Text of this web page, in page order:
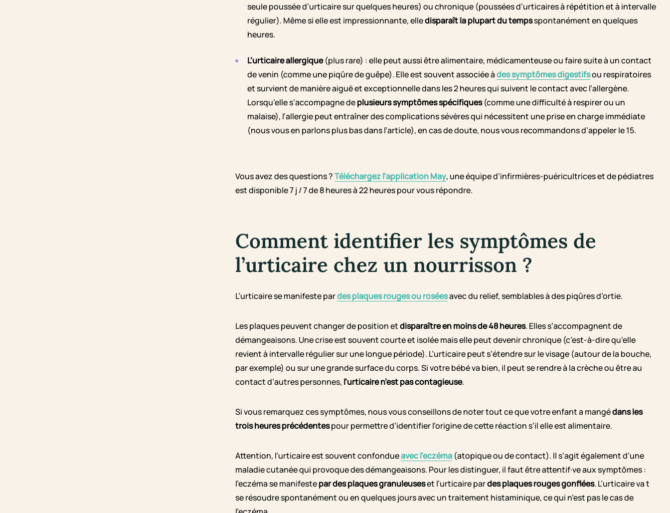
seule poussée d’urticaire sur quelques heures) ou chronique (poussées d’urticaires à répétition et à intervalle
régulier). Même si elle est impressionnante, elledisparaît la plupart du tempsspontanément en quelques
heures.
L’urticaire allergique(plus rare) : elle peut aussi être alimentaire, médicamenteuse ou faire suite à un contact
de venin (comme une piqûre de guêpe). Elle est souvent associée àdes symptômes digestifsou respiratoires
et survient de manière aiguë et exceptionnelle dans les 2 heures qui suivent le contact avec l’allergène.
Lorsqu’elle s’accompagne deplusieurs symptômes spécifiques(comme une difficulté à respirer ou un
malaise), l’allergie peut entraîner des complications sévères qui nécessitent une prise en charge immédiate
(nous vous en parlons plus bas dans l’article), en cas de doute, nous vous recommandons d’appeler le 15.
Vous avez des questions ?Téléchargez l’application May, une équipe d’infirmières-puéricultrices et de pédiatres
est disponible 7 j / 7 de 8 heures à 22 heures pour vous répondre.
Comment identifier les symptômes de
l’urticaire chez un nourrisson ?
L’urticaire se manifeste pardes plaques rouges ou roséesavec du relief, semblables à des piqûres d’ortie.
Les plaques peuvent changer de position etdisparaître en moins de 48 heures. Elles s’accompagnent de
démangeaisons. Une crise est souvent courte et isolée mais elle peut devenir chronique (c’est-à-dire qu’elle
revient à intervalle régulier sur une longue période). L’urticaire peut s’étendre sur le visage (autour de la bouche,
par exemple) ou sur une grande surface du corps. Si votre bébé va bien, il peut se rendre à la crèche ou être au
contact d’autres personnes, l’urticaire n’est pas contagieuse.
Si vous remarquez ces symptômes, nous vous conseillons de noter tout ce que votre enfant a mangédans les
trois heures précédentespour permettre d’identifier l’origine de cette réaction s’il elle est alimentaire.
Attention, l’urticaire est souvent confondueavec l’eczéma (atopique ou de contact). Il s’agit également d’une
maladie cutanée qui provoque des démangeaisons. Pour les distinguer, il faut être attentif·ve aux symptômes :
l’eczéma se manifestepar des plaques granuleuseset l’urticaire pardes plaques rouges gonflées. L’urticaire va t
se résoudre spontanément ou en quelques jours avec un traitement histaminique, ce qui n’est pas le cas de